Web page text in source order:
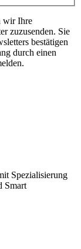
wir Ihre
zuzusenden. Sie
bestätigen
durch einen
Spezialisierung
Smart